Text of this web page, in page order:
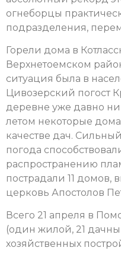
огнеборцы
подразделения,
Горели дома в
Верхнетоемском
ситуация была в
Цивозерский погост
деревне уже давно
летом некоторые
качестве дач.
погода
распространению
пострадали 11 домов,
церковь Апостолов
Всего 21 апреля в
(один жилой, 21
хозяйственных